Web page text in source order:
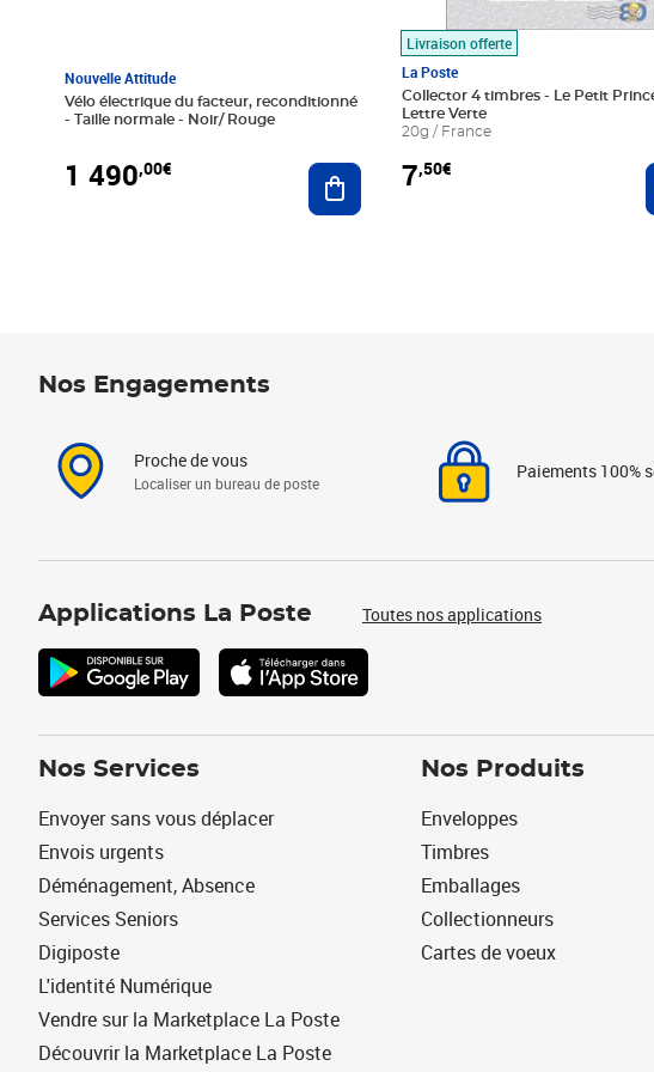
Nouvelle Attitude
Vélo électrique du facteur, reconditionné
- Taille normale - Noir/ Rouge
1 490,00€ Ajouter au panier
Livraison offerte
La Poste
Collector 4 timbres - Le Petit
Lettre Verte
20g / France
7,50€
Nos Engagements
Proche de vous
Localiser un bureau de poste
Paiements 100%
Applications La Poste Toutes nos applications
Nos Services
Envoyer sans vous déplacer
Envois urgents
Déménagement, Absence
Services Seniors
Digiposte
L'identité Numérique
Vendre sur la Marketplace La Poste
Découvrir la Marketplace La Poste
Nos Produits
Enveloppes
Timbres
Emballages
Collectionneurs
Cartes de voeux